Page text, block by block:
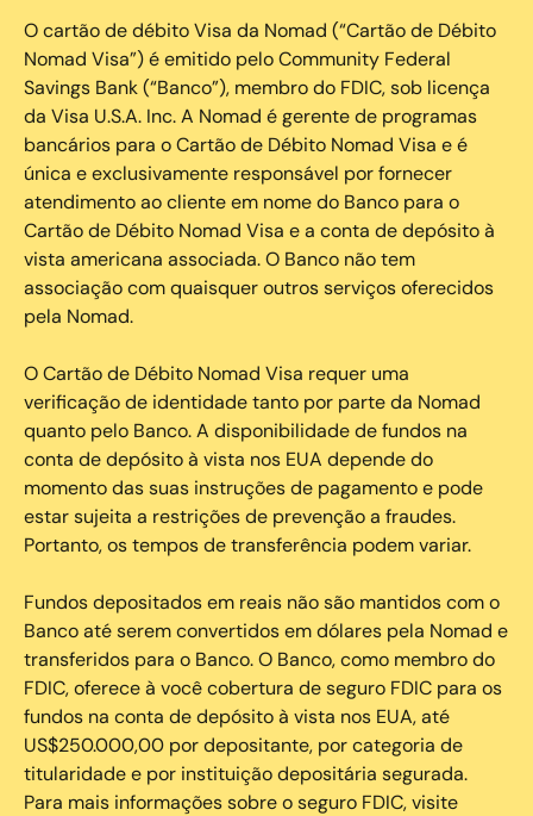
O cartão de débito Visa da Nomad (“Cartão de Débito
Nomad Visa”) é emitido pelo Community Federal
Savings Bank (“Banco”), membro do FDIC, sob licença
da Visa U.S.A. Inc. A Nomad é gerente de programas
bancários para o Cartão de Débito Nomad Visa e é
única e exclusivamente responsável por fornecer
atendimento ao cliente em nome do Banco para o
Cartão de Débito Nomad Visa e a conta de depósito à
vista americana associada. O Banco não tem
associação com quaisquer outros serviços oferecidos
pela Nomad.
O Cartão de Débito Nomad Visa requer uma
verificação de identidade tanto por parte da Nomad
quanto pelo Banco. A disponibilidade de fundos na
conta de depósito à vista nos EUA depende do
momento das suas instruções de pagamento e pode
estar sujeita a restrições de prevenção a fraudes.
Portanto, os tempos de transferência podem variar.
Fundos depositados em reais não são mantidos com o
Banco até serem convertidos em dólares pela Nomad e
transferidos para o Banco. O Banco, como membro do
FDIC, oferece à você cobertura de seguro FDIC para os
fundos na conta de depósito à vista nos EUA, até
US$250.000,00 por depositante, por categoria de
titularidade e por instituição depositária segurada.
Para mais informações sobre o seguro FDIC, visite